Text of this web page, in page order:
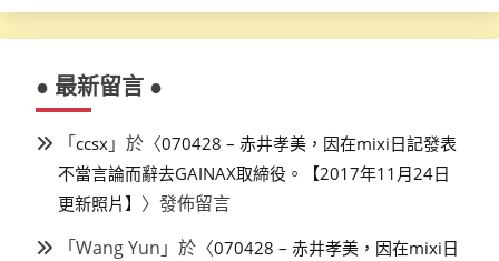
● 最新留言 ●
「ccsx 」於〈070428 – 赤井孝美，因在mixi日記發表
不當言論而辭去GAINAX取締役。【2017年11月24日
更新照片】 〉發佈留言
「Wang Yun 」於〈070428 – 赤井孝美，因在mixi日